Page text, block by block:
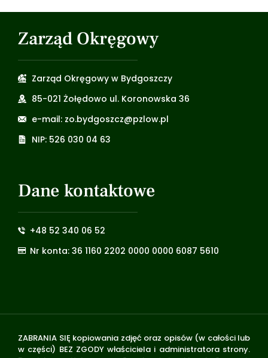
Zarząd Okręgowy
Zarząd Okręgowy w Bydgoszczy
85-021 Żołędowo ul. Koronowska 36
e-mail: zo.bydgoszcz@pzlow.pl
NIP: 526 030 04 63
Dane kontaktowe
+48 52 340 06 52
Nr konta: 36 1160 2202 0000 0000 6087 5610
ZABRANIA SIĘ kopiowania zdjęć oraz opisów (w całości lub
w części) BEZ ZGODY właściciela i administratora strony.